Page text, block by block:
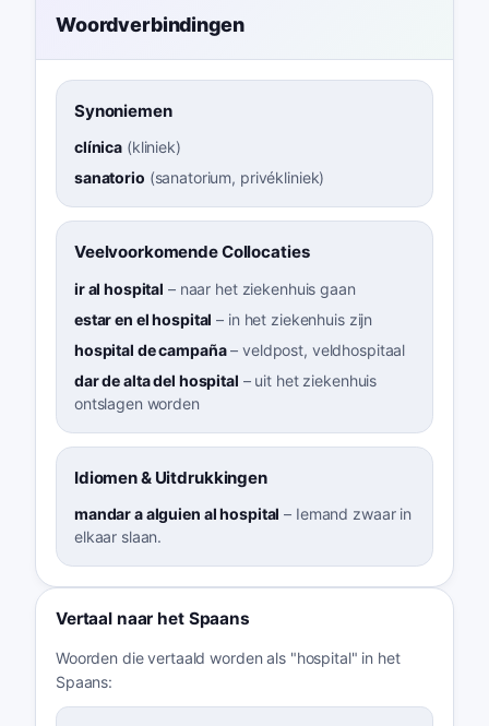
Woordverbindingen
Synoniemen
clínica (kliniek)
sanatorio (sanatorium, privékliniek)
Veelvoorkomende Collocaties
ir al hospital – naar het ziekenhuis gaan
estar en el hospital – in het ziekenhuis zijn
hospital de campaña–veldpost, veldhospitaal
dar de alta del hospital – uit het ziekenhuis
ontslagen worden
Idiomen & Uitdrukkingen
mandar a alguien al hospital – Iemand zwaar in
elkaar slaan.
Vertaal naar het Spaans
Woorden die vertaald worden als "hospital" in het
Spaans: